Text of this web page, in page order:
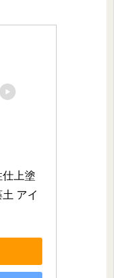
上塗
アイ